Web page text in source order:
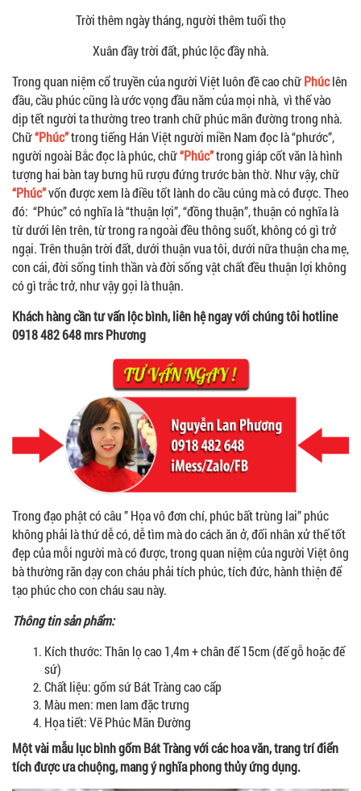
Trời thêm ngày tháng, người thêm tuổi thọ
Xuân đầy trời đất, phúc lộc đầy nhà.
Trong quan niệm cổ truyền của người Việt luôn đề cao chữPhúclên
đầu, cầu phúc cũng là ước vọng đầu năm của mọi nhà, vì thế vào
dịp tết người ta thường treo tranh chữ phúc mãn đường trong nhà.
Chữ“Phúc”trong tiếng Hán Việt người miền Nam đọc là “phước”,
người ngoài Bắc đọc là phúc, chữ“Phúc”trong giáp cốt văn là hình
tượng hai bàn tay bưng hũ rượu đứng trước bàn thờ. Như vậy, chữ
“Phúc”vốn được xem là điều tốt lành do cầu cúng mà có được. Theo
đó: “Phúc” có nghĩa là “thuận lợi”, “đồng thuận”, thuận có nghĩa là
từ dưới lên trên, từ trong ra ngoài đều thông suốt, không có gì trở
ngại. Trên thuận trời đất, dưới thuận vua tôi, dưới nữa thuận cha mẹ,
con cái, đời sống tinh thần và đời sống vật chất đều thuận lợi không
có gì trắc trở, như vậy gọi là thuận.
Khách hàng cần tư vấn lộc bình, liên hệ ngay với chúng tôi hotline
0918 482 648 mrs Phương
Trong đạo phật có câu ” Họa vô đơn chí, phúc bất trùng lai” phúc
không phải là thứ dễ có, dễ tìm mà do cách ăn ở, đối nhân xử thế tốt
đẹp của mỗi người mà có được, trong quan niệm của người Việt ông
bà thường răn dạy con cháu phải tích phúc, tích đức, hành thiện để
tạo phúc cho con cháu sau này.
Thông tin sản phẩm:
Kích thước: Thân lọ cao 1,4m + chân đế 15cm (đế gỗ hoặc đế
sứ)
Chất liệu: gốm sứ Bát Tràng cao cấp
Màu men: men lam đặc trưng
Họa tiết: Vẽ Phúc Mãn Đường
Một vài mẫu lục bình gốm Bát Tràng với các hoa văn, trang trí điển
tích được ưa chuộng, mang ý nghĩa phong thủy ứng dụng.